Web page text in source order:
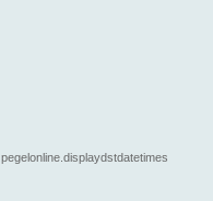
pegelonline.displaydstdatetimes